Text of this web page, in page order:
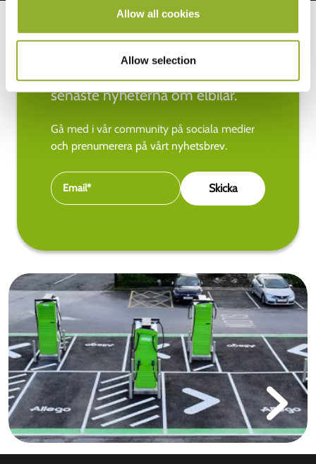
Allow all cookies
Allow selection
Håll dig uppdaterad med de
senaste nyheterna om elbilar.
Gå med i vår community på sociala medier
och prenumerera på vårt nyhetsbrev.